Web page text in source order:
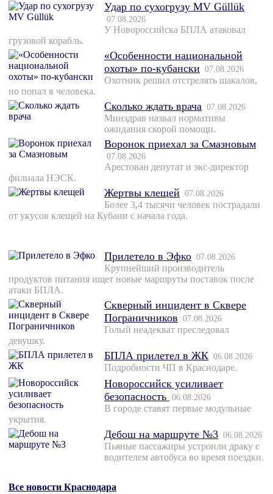
Удар по сухогрузу MV Güllük
07.08.2026
У Новороссийска БПЛА атаковал
грузовой корабль.
«Особенности национальной
охоты» по-кубански 07.08.2026
Охотник решил отстрелять шакалов,
но попал в человека.
Сколько ждать врача 07.08.2026
Минздрав назвал нормативы
ожидания скорой помощи.
Воронок приехал за Смазновым
07.08.2026
Арестован депутат и экс-директор
филиала НЭСК.
Жертвы клещей 07.08.2026
Более 3,4 тысячи человек пострадали
от укусов клещей на Кубани с начала года.
Прилетело в Эфко 07.08.2026
Крупнейший производитель
продуктов питания ищет новые маршруты поставок после
атаки БПЛА.
Скверный инцидент в Сквере
Пограничников 07.08.2026
Голый неадекват преследовал
девушку.
БПЛА прилетел в ЖК 06.08.2026
Подробности ЧП в Краснодаре.
Новороссийск усиливает
безопасность 06.08.2026
В городе ставят первые модульные
укрытия.
Дебош на маршруте №3 06.08.2026
Пьяные пассажиры устроили драку с
водителем автобуса во время поездки.
Все новости Краснодара